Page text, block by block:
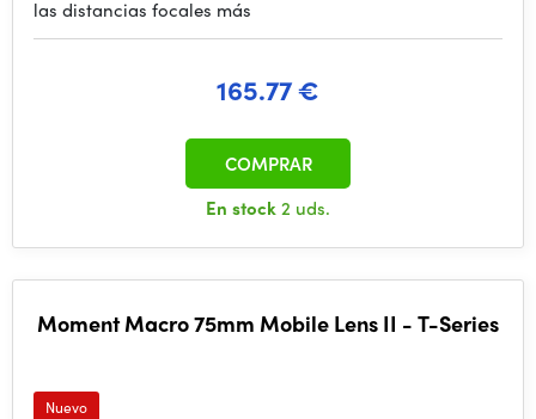
las distancias focales más
165.77 €
En stock2 uds.
COMPRAR
Moment Macro 75mm Mobile Lens II - T-Series
Nuevo